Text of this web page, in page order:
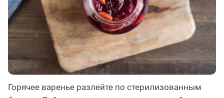
Горячее варенье разлейте по стерилизованным